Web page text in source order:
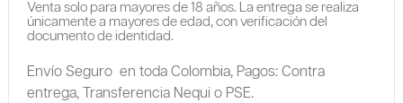
Venta solo para mayores de 18 años. La entrega se realiza
únicamente a mayores de edad, con verificación del
documento de identidad.
Envío Seguro en toda Colombia, Pagos: Contra
entrega,
Transferencia Nequi o PSE.